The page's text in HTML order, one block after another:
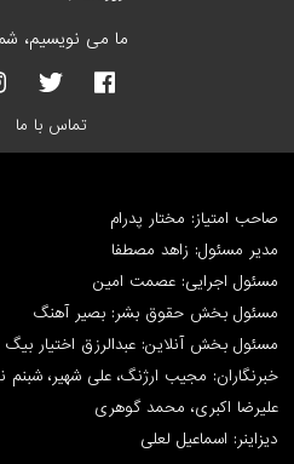
ما می نویسیم،
تماس با ما
صاحب امتیاز: مختار پدرام
مدیر مسئول: زاهد مصطفا
مسئول اجرایی: عصمت امین
مسئول بخش حقوق بشر: بصیر آهنگ
مسئول بخش آنلاین: عبدالرزق اختیار بیگ
خبرنگاران: مجیب ارژنگ، علی شهیر، شبنم
علیرضا اکبری، محمد گوهری
دیزاینر: اسماعیل لعلی